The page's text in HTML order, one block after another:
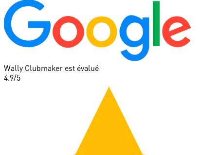
Wally Clubmaker est évalué
4.9/5